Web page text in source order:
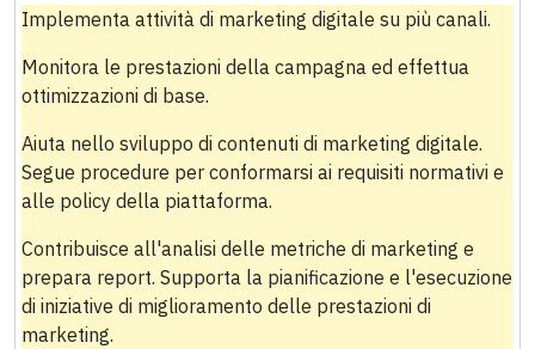
Implementa attività di marketing digitale su più canali.
Monitora le prestazioni della campagna ed effettua
ottimizzazioni di base.
Aiuta nello sviluppo di contenuti di marketing digitale.
Segue procedure per conformarsi ai requisiti normativi e
alle policy della piattaforma.
Contribuisce all'analisi delle metriche di marketing e
prepara report. Supporta la pianificazione e l'esecuzione
di iniziative di miglioramento delle prestazioni di
marketing.